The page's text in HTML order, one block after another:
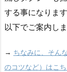
する事になります
以下でご案内しま
→ ちなみに、そん
のコツなど）はこ